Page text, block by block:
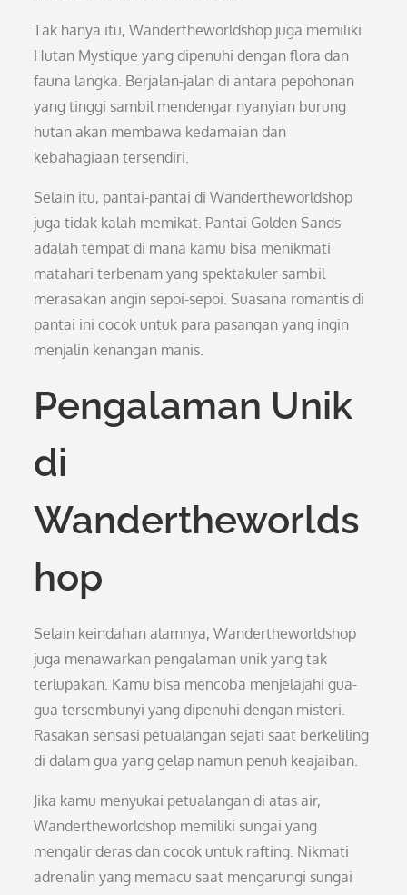
Tak hanya itu, Wandertheworldshop juga memiliki
Hutan Mystique yang dipenuhi dengan flora dan
fauna langka. Berjalan-jalan di antara pepohonan
yang tinggi sambil mendengar nyanyian burung
hutan akan membawa kedamaian dan
kebahagiaan tersendiri.
Selain itu, pantai-pantai di Wandertheworldshop
juga tidak kalah memikat. Pantai Golden Sands
adalah tempat di mana kamu bisa menikmati
matahari terbenam yang spektakuler sambil
merasakan angin sepoi-sepoi. Suasana romantis di
pantai ini cocok untuk para pasangan yang ingin
menjalin kenangan manis.
Pengalaman Unik
di
Wandertheworlds
hop
Selain keindahan alamnya, Wandertheworldshop
juga menawarkan pengalaman unik yang tak
terlupakan. Kamu bisa mencoba menjelajahi gua-
gua tersembunyi yang dipenuhi dengan misteri.
Rasakan sensasi petualangan sejati saat berkeliling
di dalam gua yang gelap namun penuh keajaiban.
Jika kamu menyukai petualangan di atas air,
Wandertheworldshop memiliki sungai yang
mengalir deras dan cocok untuk rafting. Nikmati
adrenalin yang memacu saat mengarungi sungai